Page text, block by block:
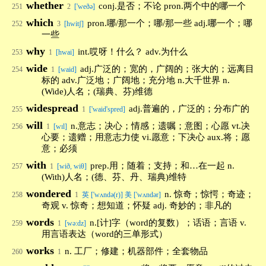
251 whether 2 ['weðə] conj.是否；不论 pron.两个中的哪一个
252 which 3 [hwitʃ] pron.哪/那一个；哪/那一些 adj.哪一个；哪
一些
253 why 1 [hwai] int.哎呀！什么？ adv.为什么
254 wide 1 [waid] adj.广泛的；宽的，广阔的；张大的；远离目
标的 adv.广泛地；广阔地；充分地 n.大千世界 n.
(Wide)人名；(瑞典、芬)维德
255 widespread 1 ['waid'spred] adj.普遍的，广泛的；分布广的
256 will 1 [wɪl] n.意志；决心；情感；遗嘱；意图；心愿 vt.决
心要；遗赠；用意志力使 vi.愿意；下决心 aux.将；愿
意；必须
257 with 1 [wið, wiθ] prep.用；随着；支持；和…在一起 n.
(With)人名；(德、芬、丹、瑞典)维特
258 wondered 1 英 ['wʌndə(r)] 美 ['wʌndər] n. 惊奇；惊愕；奇迹；
奇观 v. 惊奇；想知道；怀疑 adj. 奇妙的；非凡的
259 words 1 [wə:dz] n.[计]字（word的复数）；话语；言语 v.
用言语表达（word的三单形式）
260 works 1 n. 工厂；修建；机器部件；全套物品